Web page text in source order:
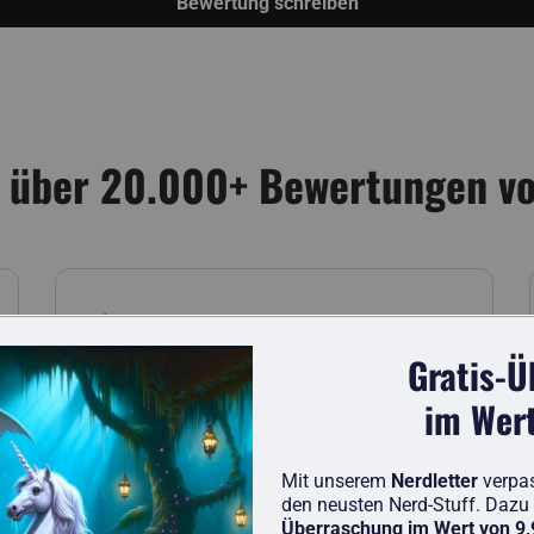
20.000+ Bewertungen
Finn
Bester Nerd-Shop, den ich kenne.
Die Bestellung und die Lieferung kamen
trotz Weihnachtsgeschäft ultra
rechtzeitig an! Vielen Dank an alle und
auch für euch Nerds, Frohe Weihnachten!
Gratis-
im
Mit unserem Nerdletter
den neusten Nerd-Stuff.
Überraschung im Wert von